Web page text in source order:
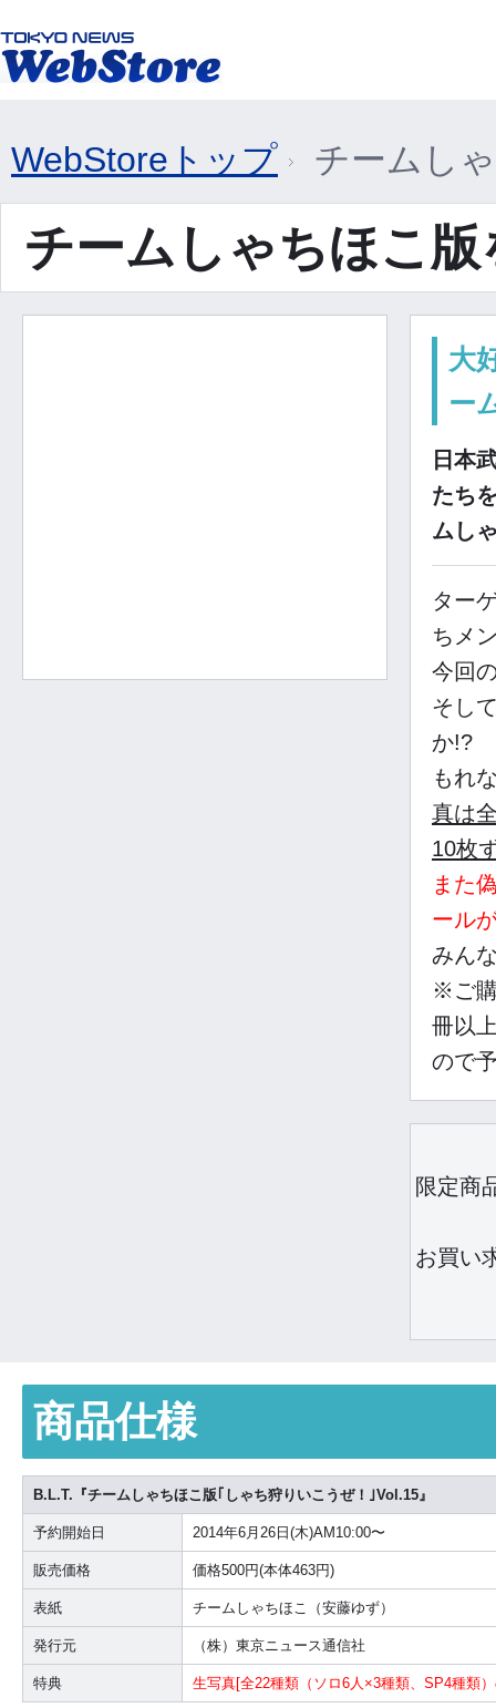
WebStoreトップ チームし
チームしゃちほこ
大
ー
日本
たち
ムし
ター
ちメ
今回
そし
か!?
もれ
真は
10枚
また
ール
みん
※ご
冊以
ので
限定商
お買い
商品仕様
B.L.T.『チームしゃちほこ版｢しゃち狩りいこうぜ！｣Vol.15』
予約開始日 2014年6月26日(木)AM10:00〜
販売価格 価格500円(本体463円)
表紙 チームしゃちほこ（安藤ゆず）
発行元 （株）東京ニュース通信社
特典 生写真[全22種類（ソロ6人×3種類、SP4種類